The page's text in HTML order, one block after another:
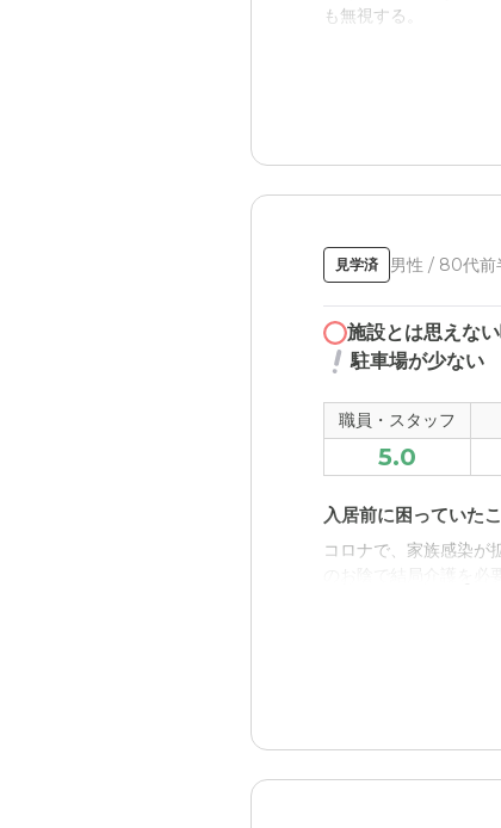
も無視する。
黙って外に出ること
デンマークINN小田
職員・スタッフ・他
本人の話をよく聞いて
持って行こうとするの
報共有されていない。
外観・内装・居室・
外観が綺麗でホテル
介護医療サービスにつ
ショートステイで使っ
住宅街ではあるが、
見学済 男性 / 80代前
施設とは思えな
駐車場が少ない
職員・スタッフ
5.0
入居前に困っていた
コロナで、家族感染が
介護をする側が、職